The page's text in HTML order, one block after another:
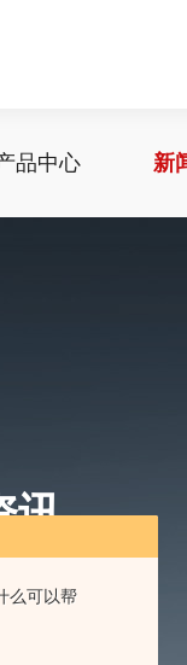
么可以帮
品中心 新
讯